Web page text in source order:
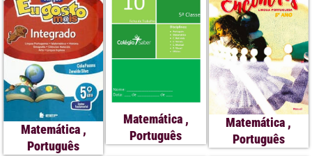
Matemática ,
Português
Matemática ,
Português
Matemática ,
Português